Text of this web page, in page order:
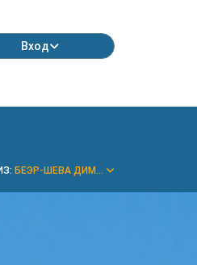
Вход
БЕЭР-ШЕВА ДИМ...